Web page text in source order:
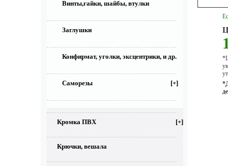
Винты,гайки, шайбы, втулки
Заглушки
Конфирмат, уголки, эксцентрики, и др.
Саморезы [+]
Кромка ПВХ [+]
Крючки, вешала